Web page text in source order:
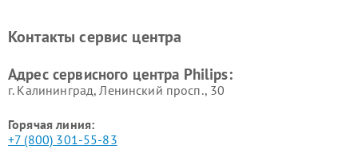
Ремонт стиральных машин
Ремонт увлажнителей
Контакты сервис центра
Адрес сервисного центра Philips:
г. Калининград, Ленинский просп., 30
Горячая линия:
+7 (800) 301-55-83